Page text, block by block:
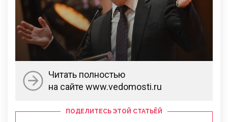
Читать полностью
на сайте www.vedomosti.ru
ПОДЕЛИТЕСЬ ЭТОЙ СТАТЬЁЙ